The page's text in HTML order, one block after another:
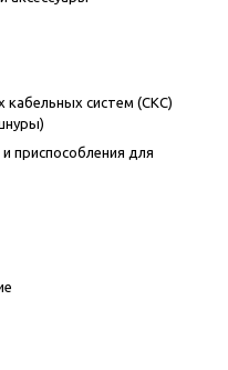
систем (СКС)
приспособления для